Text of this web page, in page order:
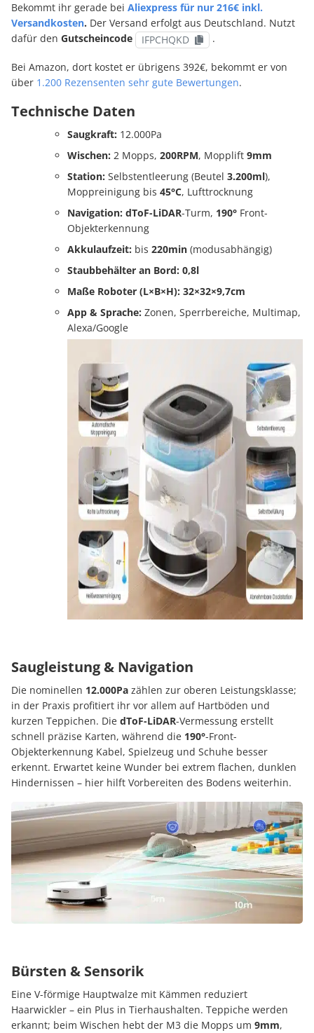
Bekommt ihr gerade bei Aliexpress für nur 216€ inkl.
Versandkosten. Der Versand erfolgt aus Deutschland. Nutzt
dafür den Gutscheincode IFPCHQKD .
Bei Amazon, dort kostet er übrigens 392€, bekommt er von
über 1.200 Rezensenten sehr gute Bewertungen.
Technische Daten
Saugkraft: 12.000Pa
Wischen: 2 Mopps, 200RPM, Mopplift 9mm
Station: Selbstentleerung (Beutel 3.200ml),
Moppreinigung bis 45°C, Lufttrocknung
Navigation: dToF-LiDAR-Turm, 190° Front-
Objekterkennung
Akkulaufzeit: bis 220min (modusabhängig)
Staubbehälter an Bord: 0,8l
Maße Roboter (L×B×H): 32×32×9,7cm
App & Sprache: Zonen, Sperrbereiche, Multimap,
Alexa/Google
Saugleistung & Navigation
Die nominellen 12.000Pa zählen zur oberen Leistungsklasse;
in der Praxis profitiert ihr vor allem auf Hartböden und
kurzen Teppichen. Die dToF-LiDAR-Vermessung erstellt
schnell präzise Karten, während die 190°-Front-
Objekterkennung Kabel, Spielzeug und Schuhe besser
erkennt. Erwartet keine Wunder bei extrem flachen, dunklen
Hindernissen – hier hilft Vorbereiten des Bodens weiterhin.
Bürsten & Sensorik
Eine V-förmige Hauptwalze mit Kämmen reduziert
Haarwickler – ein Plus in Tierhaushalten. Teppiche werden
erkannt; beim Wischen hebt der M3 die Mopps um 9mm,